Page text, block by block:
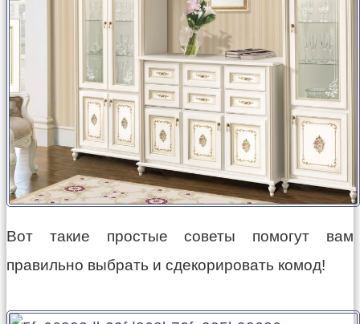
Вот такие простые советы помогут вам
правильно выбрать и сдекорировать комод!